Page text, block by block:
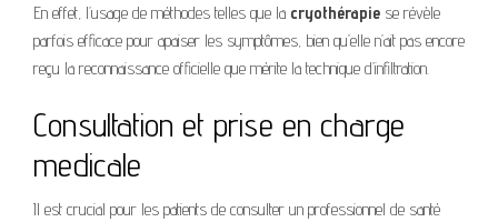
En effet, l’usage de méthodes telles que la cryothérapie se révèle
parfois efficace pour apaiser les symptômes, bien qu’elle n’ait pas encore
reçu la reconnaissance officielle que mérite la technique d’infiltration.
Consultation et prise en charge
medicale
Il est crucial pour les patients de consulter un professionnel de santé